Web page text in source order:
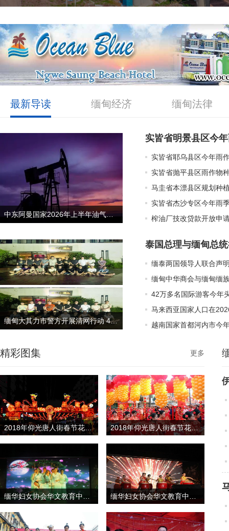
最新导读 缅甸经济 缅甸法律
中东阿曼国家2026年上半年油气生产量都明显增加
实皆省明景县区今
实皆省耶乌县区今年雨
实皆省抛平县区雨作物
马圭省本漂县区规划种
实皆省杰沙专区今年雨
榨油厂技改贷款开放申
缅甸大其力市警方开展清网行动 41名非法入境中国公民被抓获
泰国总理与缅甸总
缅泰两国领导人联合声
42万多名国际游客今年
马来西亚国家人口在
越南国家首都河内市今
精彩图集 更多
2018年仰光唐人街春节花絮（二） 2018年仰光唐人街春节花絮（一）